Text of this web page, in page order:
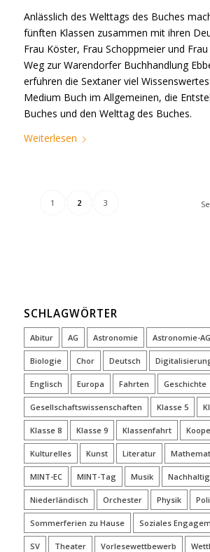
Anlässlich des Welttags des Buches
fünften Klassen zusammen mit ihren
Frau Köster, Frau Schoppmeier und
Weg zur Warendorfer Buchhandlung
erfuhren die Sextaner viel
Medium Buch im Allgemeinen, die
Buches und den Welttag des Buches.
Weiterlesen
1 2 3
SCHLAGWÖRTER
Abitur AG Astronomie Astronomie-AG
Biologie Chor Deutsch
Englisch Europa Fahrten Geschichte
Gesellschaftswissenschaften Klasse 5
Klasse 8 Klasse 9 Klassenfahrt
Kulturelles Kunst Literatur
MINT-EC MINT-Tag Musik
Niederländisch Orchester Physik
Sommerferien zu Hause Soziales
SV Theater Vorlesewettbewerb